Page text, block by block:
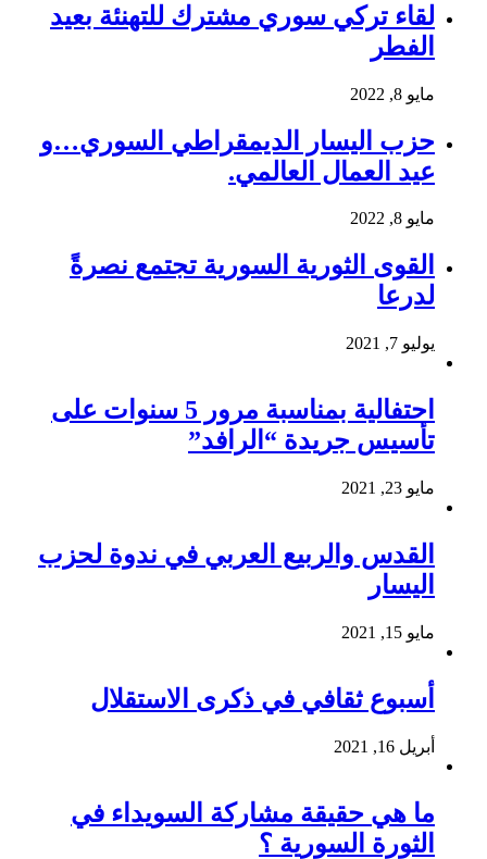
لقاء تركي سوري مشترك للتهنئة بعيد
الفطر
مايو 8, 2022
حزب اليسار الديمقراطي السوري…و
عيد العمال العالمي.
مايو 8, 2022
القوى الثورية السورية تجتمع نصرةً
لدرعا
يوليو 7, 2021
احتفالية بمناسبة مرور 5 سنوات على
تأسيس جريدة “الرافد”
مايو 23, 2021
القدس والربيع العربي في ندوة لحزب
اليسار
مايو 15, 2021
أسبوع ثقافي في ذكرى الاستقلال
أبريل 16, 2021
ما هي حقيقة مشاركة السويداء في
الثورة السورية ؟